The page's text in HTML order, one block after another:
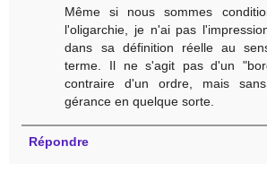
Même si nous sommes
l'oligarchie, je n'ai pas
dans sa définition réelle au
terme. Il ne s'agit pas d'un
contraire d'un ordre, mais
gérance en quelque sorte.
Répondre